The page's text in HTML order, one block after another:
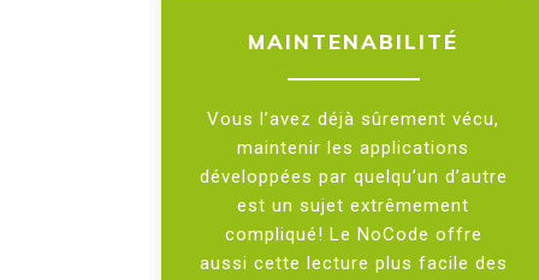
MAINTENABILITÉ
Vous l’avez déjà sûrement vécu,
maintenir les applications
développées par quelqu’un d’autre
est un sujet extrêmement
compliqué! Le NoCode offre
aussi cette lecture plus facile des